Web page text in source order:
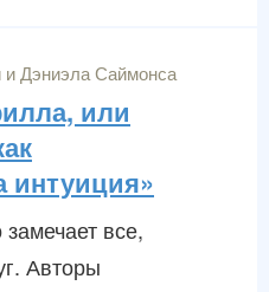
Дэниэла Саймонса
или
интуиция»
все,
Авторы